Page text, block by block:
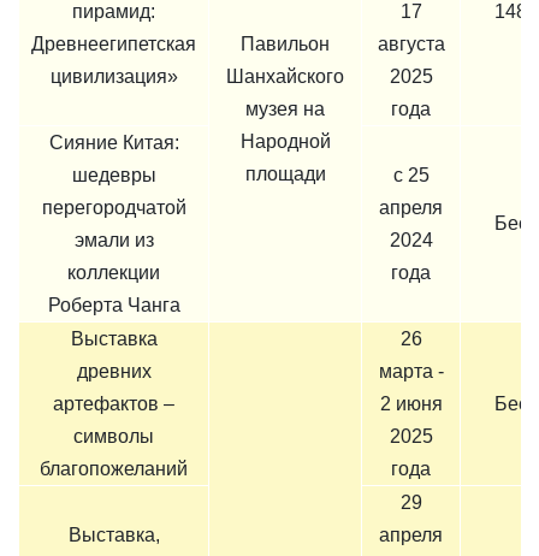
пирамид:
Древнеегипетская
цивилизация»
Павильон
Шанхайского
музея на
Народной
площади
17
августа
2025
года
148
Сияние Китая:
шедевры
перегородчатой
эмали из
коллекции
Роберта Чанга
с 25
апреля
2024
года
Выставка
древних
артефактов –
символы
благопожеланий
26
марта -
2 июня
2025
года
Выставка,
29
апреля